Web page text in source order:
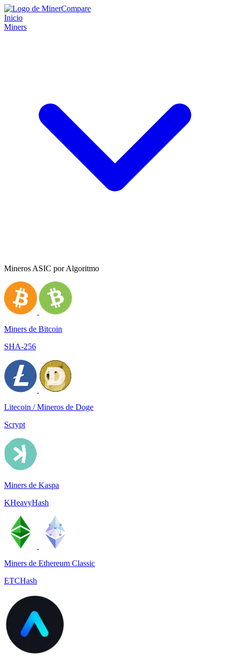
Inicio
Miners
Mineros ASIC por Algoritmo
Miners de Bitcoin
SHA-256
Litecoin / Mineros de Doge
Scrypt
Miners de Kaspa
KHeavyHash
Miners de Ethereum Classic
ETCHash